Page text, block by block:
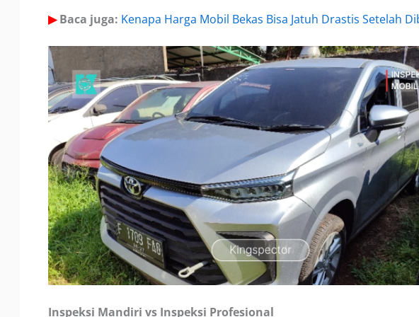
▶Baca juga: Kenapa Harga Mobil Bekas Bisa Jatuh Drastis Setelah
Inspeksi Mandiri vs Inspeksi Profesional